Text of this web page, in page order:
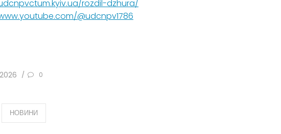
rozdil-dzhura/
@udcnpv1786
/ 0
CATEGORIES
НОВИНИ